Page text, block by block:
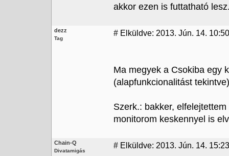
akkor ezen is futtatható
dezz
Tag
# Elküldve: 2013. Jún. 14.
Ma megyek a Csokiba egy
(alapfunkcionalitást
Szerk.: bakker,
monitorom keskennyel is
Chain-Q
Divatamigás
# Elküldve: 2013. Jún. 14. 15:23